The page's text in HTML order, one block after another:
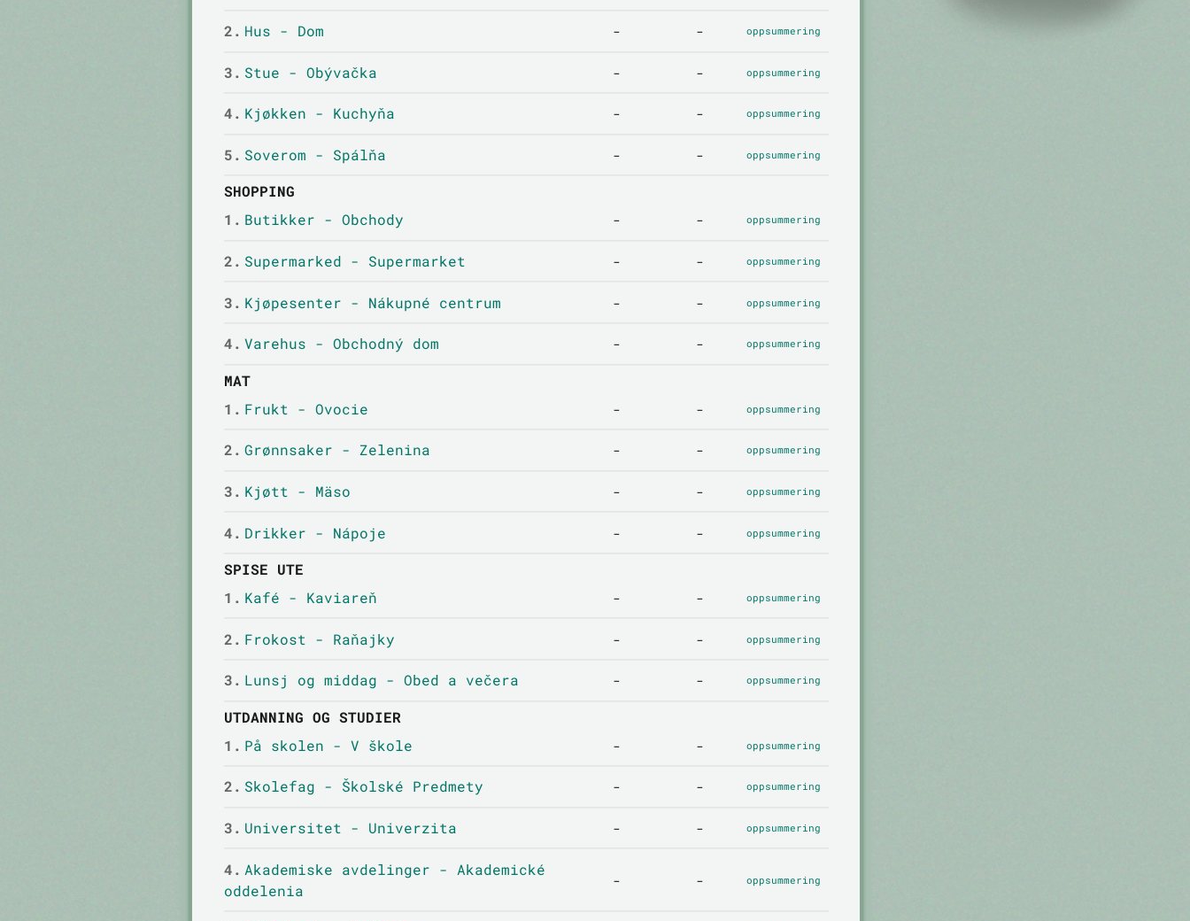
2. Hus - Dom - - oppsummering
3. Stue - Obývačka - - oppsummering
4. Kjøkken - Kuchyňa - - oppsummering
5. Soverom - Spálňa - - oppsummering
SHOPPING
1. Butikker - Obchody - - oppsummering
2. Supermarked - Supermarket - - oppsummering
3. Kjøpesenter - Nákupné centrum - - oppsummering
4. Varehus - Obchodný dom - - oppsummering
MAT
1. Frukt - Ovocie - - oppsummering
2. Grønnsaker - Zelenina - - oppsummering
3. Kjøtt - Mäso - - oppsummering
4. Drikker - Nápoje - - oppsummering
SPISE UTE
1. Kafé - Kaviareň - - oppsummering
2. Frokost - Raňajky - - oppsummering
3. Lunsj og middag - Obed a večera - - oppsummering
UTDANNING OG STUDIER
1. På skolen - V škole - - oppsummering
2. Skolefag - Školské Predmety - - oppsummering
3. Universitet - Univerzita - - oppsummering
4. Akademiske avdelinger - Akademické
oddelenia
- - oppsummering